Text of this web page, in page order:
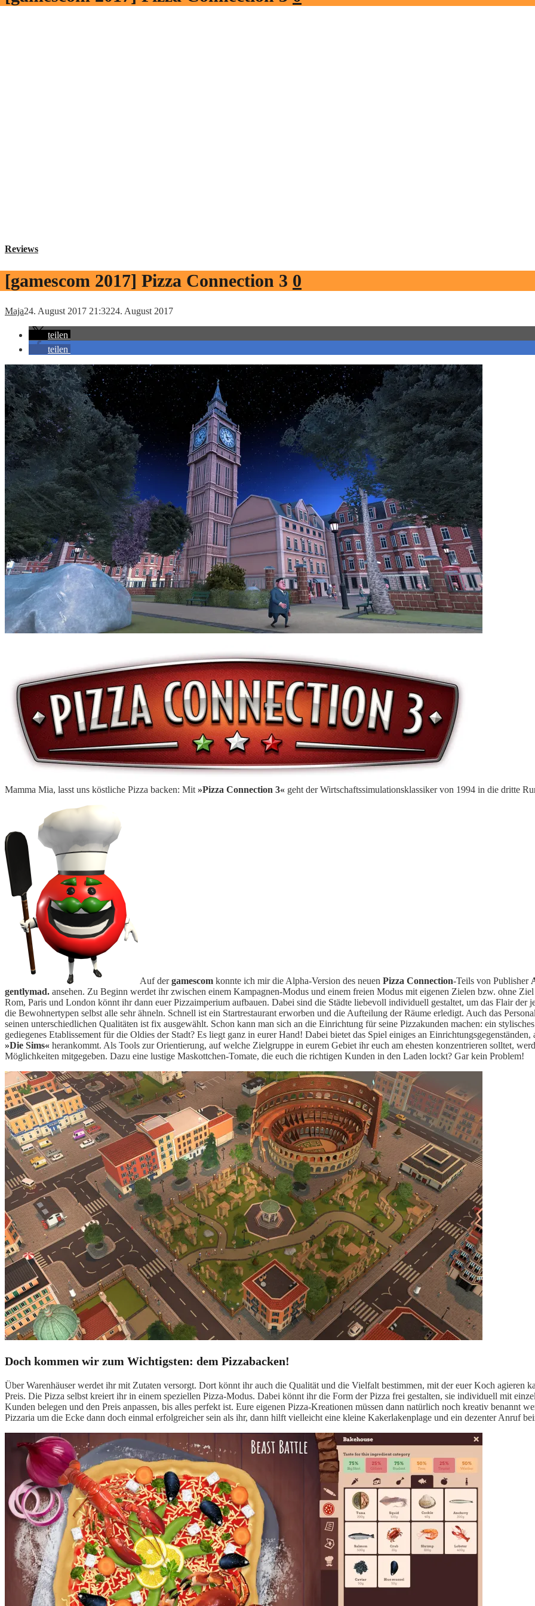
Reviews
[gamescom 2017] Pizza Connection 3 0
Maja24. August 2017 21:3224. August 2017
teilen
teilen
Mamma Mia, lasst uns köstliche Pizza backen: Mit »Pizza Connection 3« geht der Wirtschaftssimulationsklassiker von 1994 in die dritte
Auf dergamescom konnte ich mir die Alpha-Version des neuen Pizza Connection-Teils von Publisher
gentlymad. ansehen. Zu Beginn werdet ihr zwischen einem Kampagnen-Modus und einem freien Modus mit eigenen Zielen bzw. ohne
Rom, Paris und London könnt ihr dann euer Pizzaimperium aufbauen. Dabei sind die Städte liebevoll individuell gestaltet, um das Flair der
die Bewohnertypen selbst alle sehr ähneln. Schnell ist ein Startrestaurant erworben und die Aufteilung der Räume erledigt. Auch das
seinen unterschiedlichen Qualitäten ist fix ausgewählt. Schon kann man sich an die Einrichtung für seine Pizzakunden machen: ein
gediegenes Etablissement für die Oldies der Stadt? Es liegt ganz in eurer Hand! Dabei bietet das Spiel einiges an
»Die Sims« herankommt. Als Tools zur Orientierung, auf welche Zielgruppe in eurem Gebiet ihr euch am ehesten konzentrieren solltet,
Möglichkeiten mitgegeben. Dazu eine lustige Maskottchen-Tomate, die euch die richtigen Kunden in den Laden lockt? Gar kein Problem!
Doch kommen wir zum Wichtigsten: dem Pizzabacken!
Über Warenhäuser werdet ihr mit Zutaten versorgt. Dort könnt ihr auch die Qualität und die Vielfalt bestimmen, mit der euer Koch agieren
Preis. Die Pizza selbst kreiert ihr in einem speziellen Pizza-Modus. Dabei könnt ihr die Form der Pizza frei gestalten, sie individuell mit
Kunden belegen und den Preis anpassen, bis alles perfekt ist. Eure eigenen Pizza-Kreationen müssen dann natürlich noch kreativ benannt
Pizzaria um die Ecke dann doch einmal erfolgreicher sein als ihr, dann hilft vielleicht eine kleine Kakerlakenplage und ein dezenter Anruf